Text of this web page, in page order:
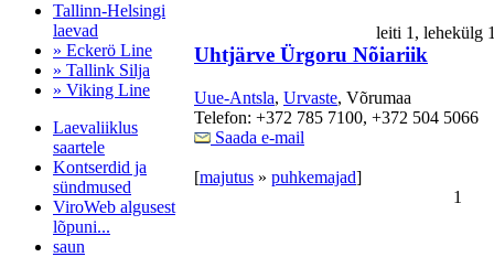
Tallinn-Helsingi
laevad
» Eckerö Line
» Tallink Silja
» Viking Line
Laevaliiklus
saartele
Kontserdid ja
sündmused
ViroWeb algusest
lõpuni...
saun
leiti 1,
Uhtjärve Ürgoru Nõiariik
Uue-Antsla, Urvaste, Võrumaa
Telefon: +372 785 7100, +372 504 5066
Saada e-mail
[majutus » puhkemajad]
1